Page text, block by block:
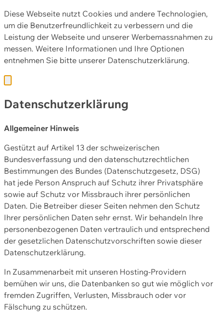
Diese Webseite nutzt Cookies und andere Technologien,
um die Benutzerfreundlichkeit zu verbessern und die
Leistung der Webseite und unserer Werbemassnahmen zu
messen. Weitere Informationen und Ihre Optionen
entnehmen Sie bitte unserer Datenschutzerklärung.
Datenschutzerklärung
Allgemeiner Hinweis
Gestützt auf Artikel 13 der schweizerischen
Bundesverfassung und den datenschutzrechtlichen
Bestimmungen des Bundes (Datenschutzgesetz, DSG)
hat jede Person Anspruch auf Schutz ihrer Privatsphäre
sowie auf Schutz vor Missbrauch ihrer persönlichen
Daten. Die Betreiber dieser Seiten nehmen den Schutz
Ihrer persönlichen Daten sehr ernst. Wir behandeln Ihre
personenbezogenen Daten vertraulich und entsprechend
der gesetzlichen Datenschutzvorschriften sowie dieser
Datenschutzerklärung.
In Zusammenarbeit mit unseren Hosting-Providern
bemühen wir uns, die Datenbanken so gut wie möglich vor
fremden Zugriffen, Verlusten, Missbrauch oder vor
Fälschung zu schützen.